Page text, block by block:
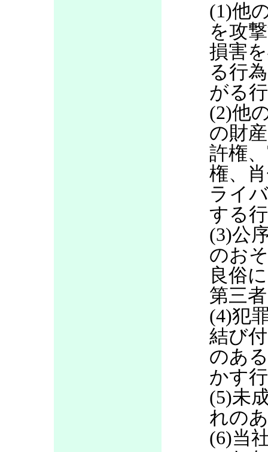
(1)他
を攻
損害
る行
がる
(2)他
の財
許権
権、
ライ
する
(3)公
のお
良俗
第三
(4)犯
結び
のあ
かす
(5)未
れの
(6)当